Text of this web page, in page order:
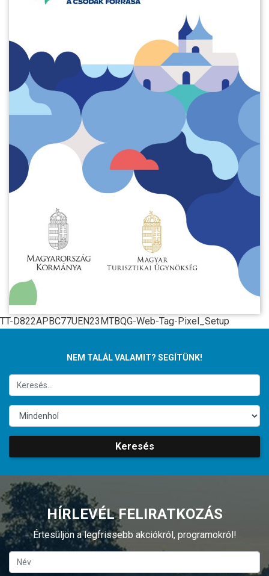
TT-D822APBC77UEN23MTBQG-Web-Tag-Pixel_Setup
NEM TALÁL VALAMIT? SEGÍTÜNK!
Keresés
HÍRLEVÉL FELIRATKOZÁS
Értesüljön a legfrissebb akciókról, programokról!